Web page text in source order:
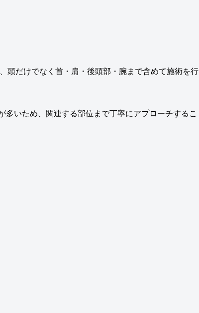
頭だけでなく首・肩・後頭部・腕まで含めて施術を行
いため、関連する部位まで丁寧にアプローチするこ